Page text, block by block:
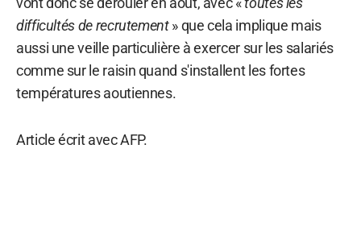
difficultés de recrutement» que cela implique mais
aussi une veille particulière à exercer sur les salariés
comme sur le raisin quand s'installent les fortes
températures aoutiennes.
Article écrit avec AFP.